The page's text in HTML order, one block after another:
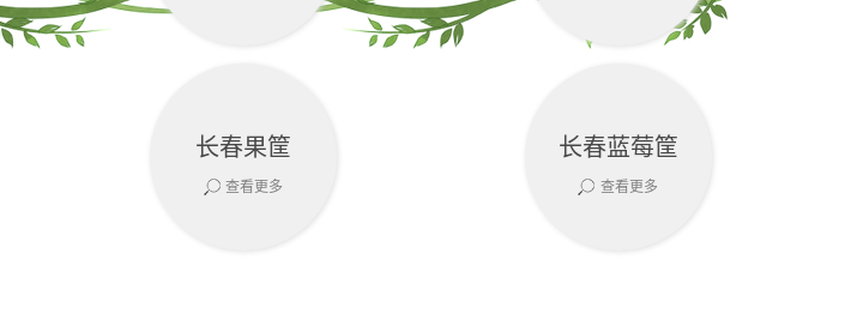
长春果筐
查看更多
长春蓝莓筐
查看更多